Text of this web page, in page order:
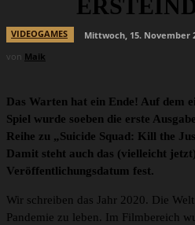
VIDEOGAMES
Mittwoch, 15. November
von Maik
Das Warten hat ein Ende! Auf dem
Spiel wurde soeben die erste
Reihe zu „Suicide Squad: Kill the
Damit steht auch das (vielleicht
Veröffentlichungsdatum fest.
Wir schreiben das Jahr 2020. Die
Pandemie zu leben. Im Filmbereich